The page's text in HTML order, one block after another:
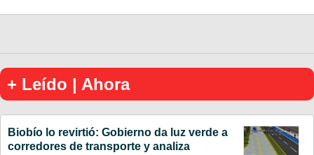
+ Leído | Ahora
Biobío lo revirtió: Gobierno da luz verde a
corredores de transporte y analiza